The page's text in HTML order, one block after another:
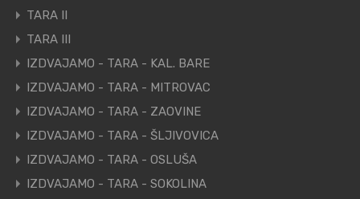
TARA II
TARA III
IZDVAJAMO - TARA - KAL. BARE
IZDVAJAMO - TARA - MITROVAC
IZDVAJAMO - TARA - ZAOVINE
IZDVAJAMO - TARA - ŠLJIVOVICA
IZDVAJAMO - TARA - OSLUŠA
IZDVAJAMO - TARA - SOKOLINA